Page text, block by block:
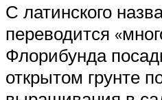
С латинского
переводится
Флорибунда
открытом грунте